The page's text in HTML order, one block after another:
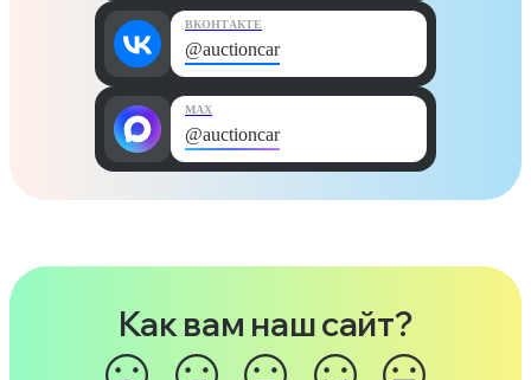
ВКОНТАКТЕ
@auctioncar
MAX
@auctioncar
Как вам наш сайт?